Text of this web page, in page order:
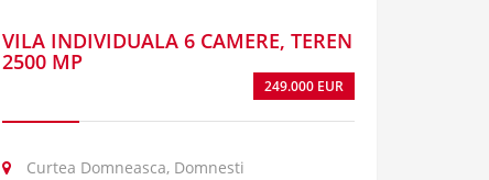
VILA INDIVIDUALA 6 CAMERE, TEREN
2500 MP
249.000 EUR
Curtea Domneasca, Domnesti